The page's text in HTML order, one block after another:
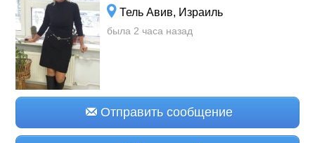
Тель Авив, Израиль
была 2 часа назад
Отправить сообщение